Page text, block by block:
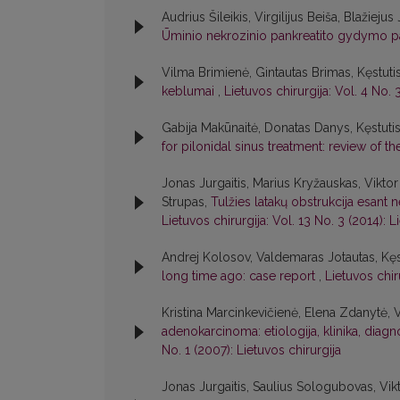
Audrius Šileikis, Virgilijus Beiša,
Ūminio nekrozinio pankreatito gydymo
Vilma Brimienė, Gintautas Brimas,
keblumai , Lietuvos chirurgija: Vol. 4 No.
Gabija Makūnaitė, Donatas Danys,
for pilonidal sinus treatment: review of
Jonas Jurgaitis, Marius Kryžauskas,
Strupas, Tulžies latakų obstrukcija esant
Lietuvos chirurgija: Vol. 13 No. 3 (2014):
Andrej Kolosov, Valdemaras Jotautas,
long time ago: case report , Lietuvos
Kristina Marcinkevičienė, Elena Zdanytė,
adenokarcinoma: etiologija, klinika,
No. 1 (2007): Lietuvos chirurgija
Jonas Jurgaitis, Saulius Sologubovas,